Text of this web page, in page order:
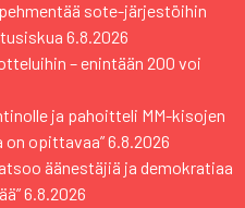
sote-järjestöihin
6.8.2026
– enintään 200 voi
ja pahoitteli MM-kisojen
on opittavaa”6.8.2026
äänestäjiä ja demokratiaa
6.8.2026